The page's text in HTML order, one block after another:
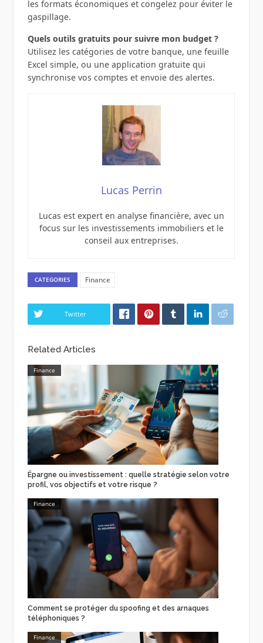
les formats économiques et congelez pour éviter le
gaspillage.
Quels outils gratuits pour suivre mon budget ?
Utilisez les catégories de votre banque, une feuille
Excel simple, ou une application gratuite qui
synchronise vos comptes et envoie des alertes.
Lucas Perrin
Lucas est expert en analyse financière, avec un
focus sur les investissements immobiliers et le
conseil aux entreprises.
CATEGORIES Finance
Twitter
Related Articles
Finance
Épargne ou investissement : quelle stratégie selon votre
profil, vos objectifs et votre risque ?
Finance
Comment se protéger du spoofing et des arnaques
téléphoniques ?
Finance